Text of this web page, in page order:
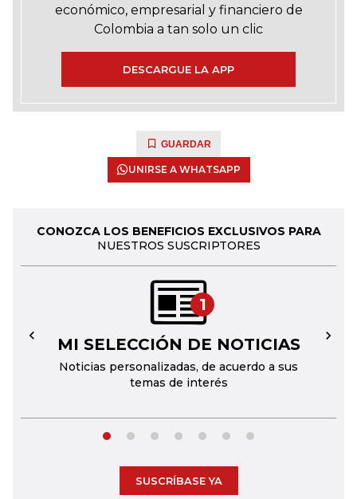
económico, empresarial y financiero de
Colombia a tan solo un clic
DESCARGUE LA APP
GUARDAR
UNIRSE A WHATSAPP
CONOZCA LOS BENEFICIOS EXCLUSIVOS PARA
NUESTROS SUSCRIPTORES
1
MI SELECCIÓN DE NOTICIAS
Noticias personalizadas, de acuerdo a sus
temas de interés
← →
SUSCRÍBASE YA